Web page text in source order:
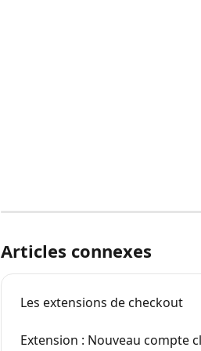
Articles connexes
Les extensions de checkout
Extension : Nouveau compte